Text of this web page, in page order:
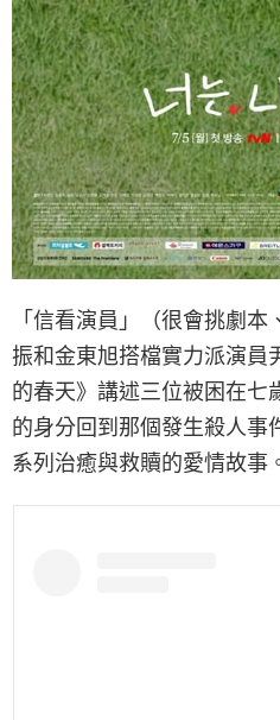
「信看演員」（很會挑劇
振和金東旭搭檔實力派演員
的春天》講述三位被困在七
的身分回到那個發生殺人事
系列治癒與救贖的愛情故事